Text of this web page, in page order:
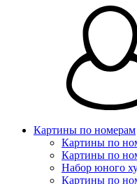
Картины по номерам
Картины по
Картины по
Набор юного
Картины по